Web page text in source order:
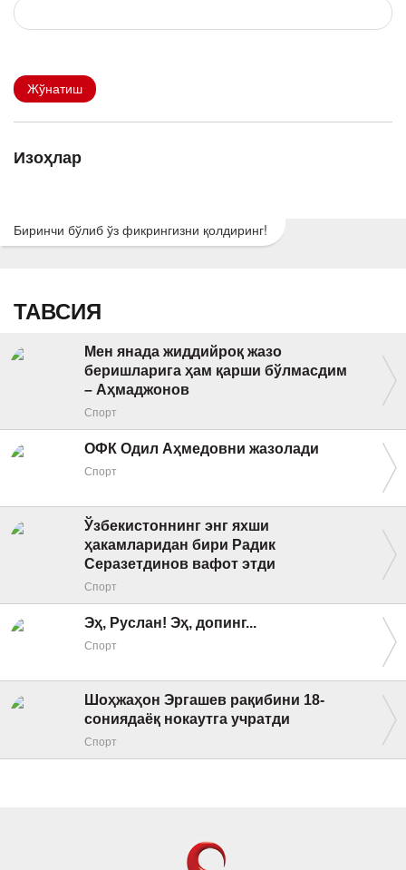
Жўнатиш
Изоҳлар
Биринчи бўлиб ўз фикрингизни қолдиринг!
ТАВСИЯ
Мен янада жиддийроқ жазо
беришларига ҳам қарши бўлмасдим
– Аҳмаджонов
Спорт
ОФК Одил Аҳмедовни жазолади
Спорт
Ўзбекистоннинг энг яхши
ҳакамларидан бири Радик
Серазетдинов вафот этди
Спорт
Эҳ, Руслан! Эҳ, допинг...
Спорт
Шоҳжаҳон Эргашев рақибини 18-
сониядаёқ нокаутга учратди
Спорт